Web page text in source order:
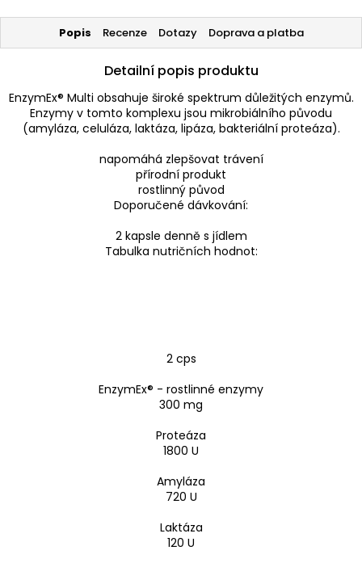
Popis Recenze Dotazy Doprava a platba
Detailní popis produktu
EnzymEx® Multi obsahuje široké spektrum důležitých enzymů.
Enzymy v tomto komplexu jsou mikrobiálního původu
(amyláza, celuláza, laktáza, lipáza, bakteriální proteáza).
napomáhá zlepšovat trávení
přírodní produkt
rostlinný původ
Doporučené dávkování:
2 kapsle denně s jídlem
Tabulka nutričních hodnot:
2 cps
EnzymEx® - rostlinné enzymy
300 mg
Proteáza
1800 U
Amyláza
720 U
Laktáza
120 U